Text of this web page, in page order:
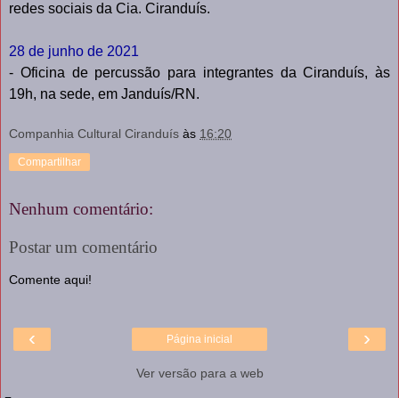
redes sociais da Cia. Ciranduís.
28 de junho de 2021
- Oficina de percussão para integrantes da Ciranduís, às
19h, na sede, em Janduís/RN.
Companhia Cultural Ciranduís às 16:20
Compartilhar
Nenhum comentário:
Postar um comentário
Comente aqui!
‹ ›
Página inicial
Ver versão para a web